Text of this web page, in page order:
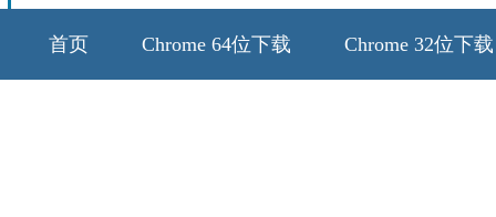
首页 Chrome 64位下载 Chrome 32位下载